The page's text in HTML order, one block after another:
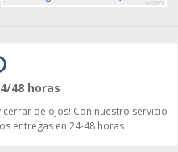
460377
48 horas
de ojos! Con nuestro servicio
entregas en 24-48 horas